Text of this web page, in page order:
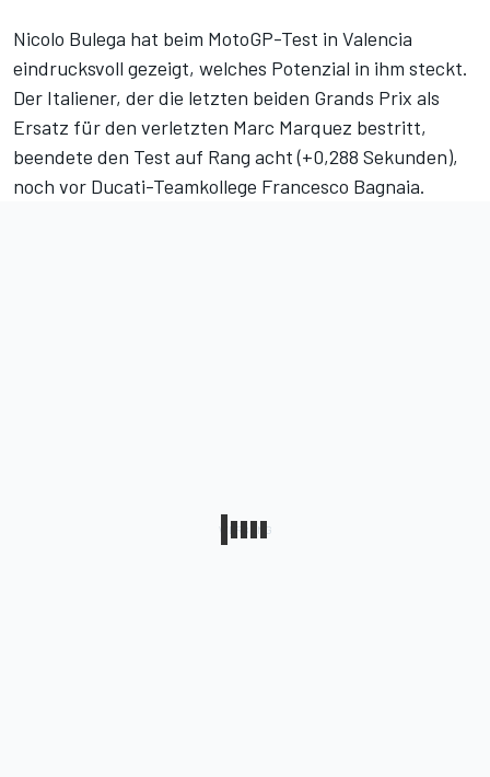
Nicolo Bulega hat beim MotoGP-Test in Valencia
eindrucksvoll gezeigt, welches Potenzial in ihm steckt.
Der Italiener, der die letzten beiden Grands Prix als
Ersatz für den verletzten Marc Marquez bestritt,
beendete den Test auf Rang acht (+0,288 Sekunden),
noch vor Ducati-Teamkollege Francesco Bagnaia.